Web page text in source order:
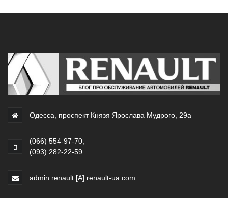
Одесса, проспект Князя Ярослава Мудрого, 29а
(066) 554-97-70
(093) 282-22-59
admin.renault [A] renault-ua.com